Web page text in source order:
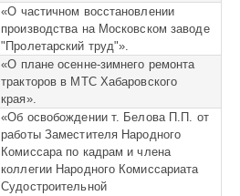
«О частичном восстановлении
производства на Московском заводе
"Пролетарский труд"».
«О плане осенне-зимнего ремонта
тракторов в МТС Хабаровского
края».
«Об освобождении т. Белова П.П. от
работы Заместителя Народного
Комиссара по кадрам и члена
коллегии Народного Комиссариата
Судостроительной